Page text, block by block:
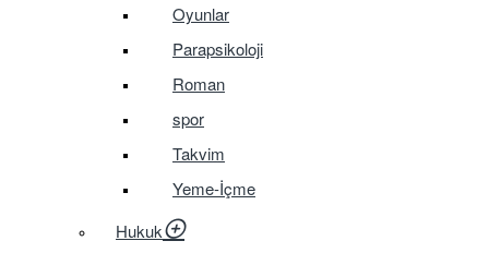
Oyunlar
Parapsikoloji
Roman
spor
Takvim
Yeme-İçme
Hukuk